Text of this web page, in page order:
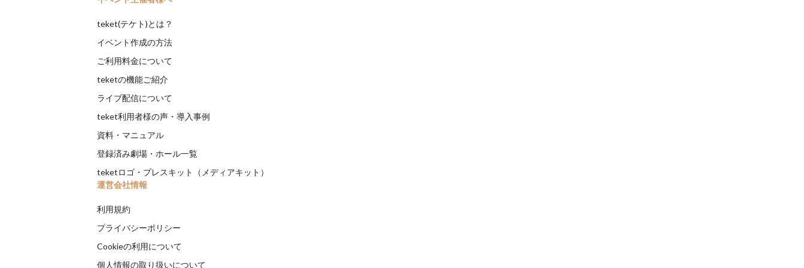
teket(テケト)とは？
イベント作成の方法
ご利用料金について
teketの機能ご紹介
ライブ配信について
teket利用者様の声・導入事例
資料・マニュアル
登録済み劇場・ホール一覧
teketロゴ・プレスキット（メディアキット）
運営会社情報
利用規約
プライバシーポリシー
Cookieの利用について
個人情報の取り扱いについて